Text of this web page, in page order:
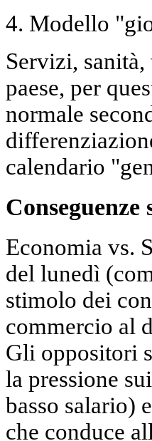
4. Modello
Servizi,
paese, per
normale
calendario
Economia vs.
del lunedì
stimolo dei
commercio al
Gli oppositori
la pressione
basso salario)
che conduce